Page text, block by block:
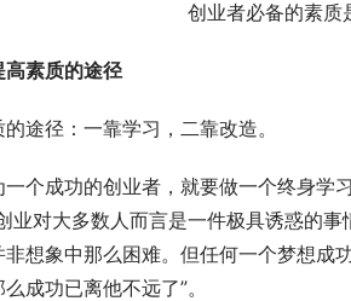
创业者必备的素质
高素质的途径
径：一靠学习，二靠改造。
成功的创业者，就要做一个终身学
业对大多数人而言是一件极具诱惑的
非想象中那么困难。但任何一个梦想成
成功已离他不远了”。